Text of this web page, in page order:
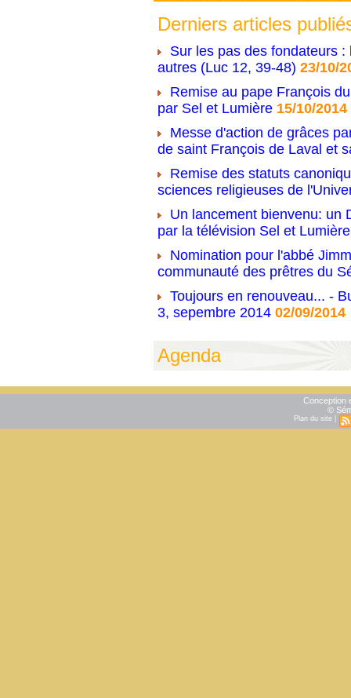
Derniers articles
Sur les pas des fondateurs :
autres (Luc 12, 39-48) 23/10/
Remise au pape François
par Sel et Lumière 15/10/2014
Messe d'action de grâces
de saint François de Laval et
Remise des statuts
sciences religieuses de
Un lancement bienvenu: un
par la télévision Sel et Lumière
Nomination pour l'abbé
communauté des prêtres du
Toujours en renouveau... -
3, sepembre 2014 02/09/2014
Agenda
Conception
©
Plan du site